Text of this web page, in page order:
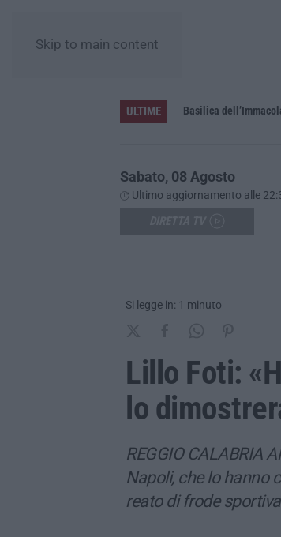
Skip to main content
ULTIME Basilica
Sabato, 08 Agosto
Ultimo aggiornamento alle
Si legge in: 1 minuto
Lillo Foti:
lo
REGGIO CALABRIA
Napoli, che lo hanno
reato di frode